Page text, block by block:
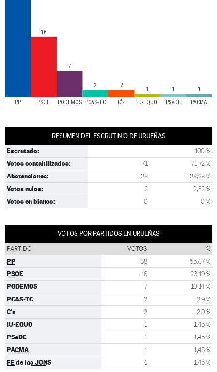
PP PSOE PODEMOS PCAS-TC C's IU-EQUO PSeDE PACMA
16
7
2 2
1 1 1
RESUMEN DEL ESCRUTINIO DE URUEÑAS
Escrutado: 100 %
Votos contabilizados: 71 71,72 %
Abstenciones: 28 28,28 %
Votos nulos: 2 2,82 %
Votos en blanco: 0 0 %
VOTOS POR PARTIDOS EN URUEÑAS
PARTIDO VOTOS %
PP 38 55,07 %
PSOE 16 23,19 %
PODEMOS 7 10,14 %
PCAS-TC 2 2,9 %
C's 2 2,9 %
IU-EQUO 1 1,45 %
PSeDE 1 1,45 %
PACMA 1 1,45 %
FE de las JONS 1 1,45 %